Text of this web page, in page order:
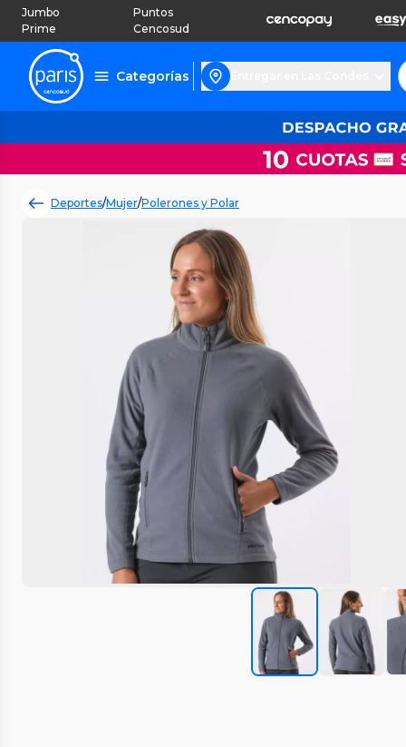
Jumbo
Prime
Puntos
Cencosud
Categorías
Deportes/Mujer/Polerones y Polar